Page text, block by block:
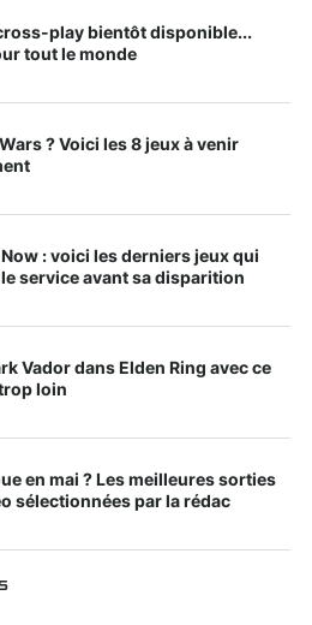
cross-play bientôt disponible...
tout le monde
? Voici les 8 jeux à venir
: voici les derniers jeux qui
service avant sa disparition
Vador dans Elden Ring avec ce
loin
en mai ? Les meilleures sorties
sélectionnées par la rédac